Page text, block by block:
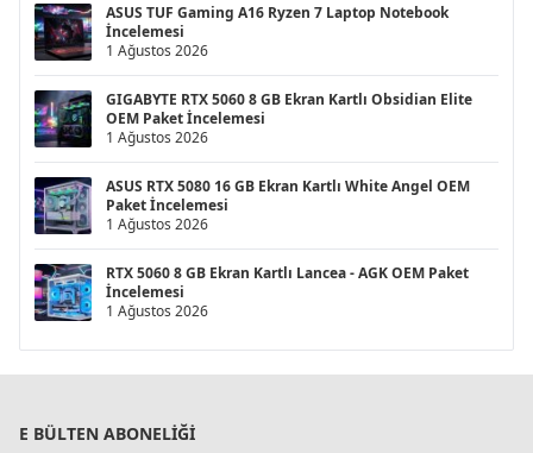
ASUS TUF Gaming A16 Ryzen 7 Laptop Notebook
İncelemesi
1 Ağustos 2026
GIGABYTE RTX 5060 8 GB Ekran Kartlı Obsidian Elite
OEM Paket İncelemesi
1 Ağustos 2026
ASUS RTX 5080 16 GB Ekran Kartlı White Angel OEM
Paket İncelemesi
1 Ağustos 2026
RTX 5060 8 GB Ekran Kartlı Lancea - AGK OEM Paket
İncelemesi
1 Ağustos 2026
E BÜLTEN ABONELIĞI